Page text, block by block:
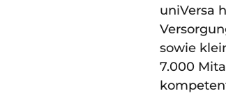
uniVersa
sowie
7.000